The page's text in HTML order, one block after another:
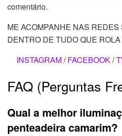
comentário.
ME ACOMPANHE NAS
DENTRO DE TUDO QUE ROLA
INSTAGRAM/FACEBOOK/
FAQ (Perguntas
Qual a melhor
penteadeira camarim?